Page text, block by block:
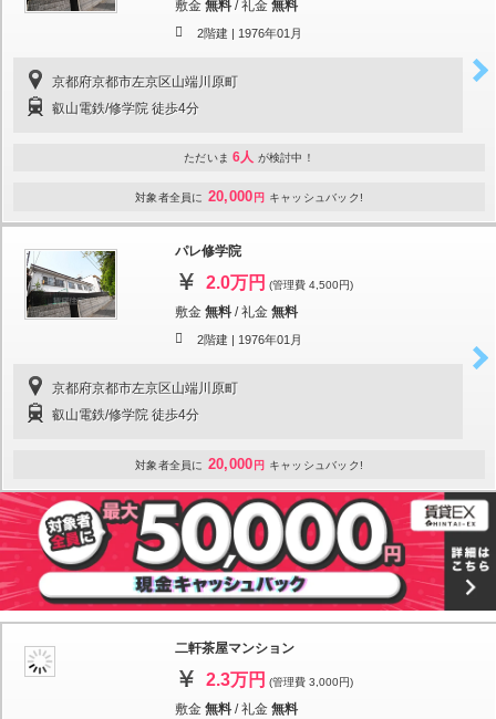
敷金 無料 /礼金 無料
2階建 | 1976年01月
京都府京都市左京区山端川原町
叡山電鉄/修学院 徒歩4分
ただいま 6人 が検討中！
対象者全員に 20,000 円 キャッシュバック!
パレ修学院
2.0万円 (管理費 4,500円)
敷金 無料 /礼金 無料
2階建 | 1976年01月
京都府京都市左京区山端川原町
叡山電鉄/修学院 徒歩4分
対象者全員に 20,000 円 キャッシュバック!
二軒茶屋マンション
2.3万円 (管理費 3,000円)
敷金 無料 /礼金 無料